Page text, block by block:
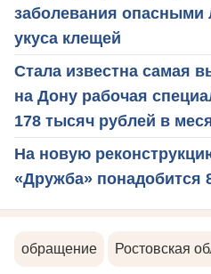
заболевания опасными
укуса клещей
Стала известна самая
на Дону рабочая
178 тысяч рублей в
На новую
«Дружба» понадобится
обращение Ростовская